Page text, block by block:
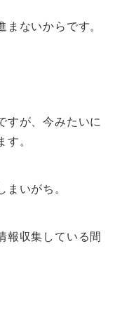
ないからです。
すが、今みたいに
。
いがち。
報収集している間